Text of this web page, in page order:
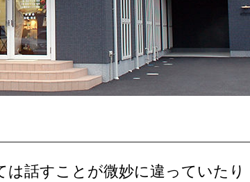
話すことが微妙に違っていたり